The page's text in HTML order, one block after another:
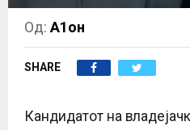
M
E
N
Од:А1он
SHARE
Кандидатот на